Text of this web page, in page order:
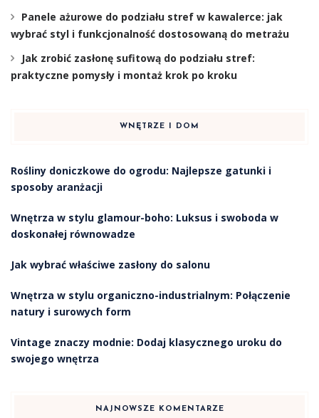
Panele ażurowe do podziału stref w kawalerce: jak
wybrać styl i funkcjonalność dostosowaną do metrażu
Jak zrobić zasłonę sufitową do podziału stref:
praktyczne pomysły i montaż krok po kroku
WNĘTRZE I DOM
Rośliny doniczkowe do ogrodu: Najlepsze gatunki i
sposoby aranżacji
Wnętrza w stylu glamour-boho: Luksus i swoboda w
doskonałej równowadze
Jak wybrać właściwe zasłony do salonu
Wnętrza w stylu organiczno-industrialnym: Połączenie
natury i surowych form
Vintage znaczy modnie: Dodaj klasycznego uroku do
swojego wnętrza
NAJNOWSZE KOMENTARZE